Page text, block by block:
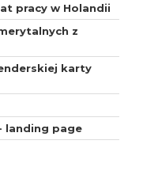
pracy w Holandii
z
karty
landing page